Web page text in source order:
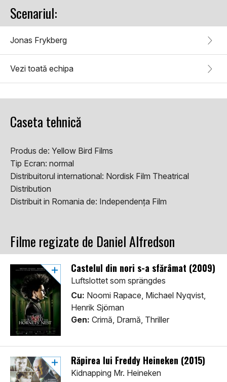
Scenariul:
Jonas Frykberg
Vezi toată echipa
Caseta tehnică
Produs de: Yellow Bird Films
Tip Ecran: normal
Distribuitorul international: Nordisk Film Theatrical
Distribution
Distribuit in Romania de: Independența Film
Filme regizate de Daniel Alfredson
Castelul din nori s-a sfărâmat (2009)
Luftslottet som sprängdes
Cu: Noomi Rapace, Michael Nyqvist,
Henrik Sjöman
Gen: Crimă, Dramă, Thriller
Răpirea lui Freddy Heineken (2015)
Kidnapping Mr. Heineken